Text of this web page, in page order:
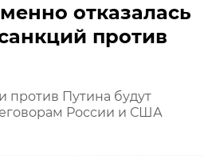
отказалась
против
против Путина будут
России и США